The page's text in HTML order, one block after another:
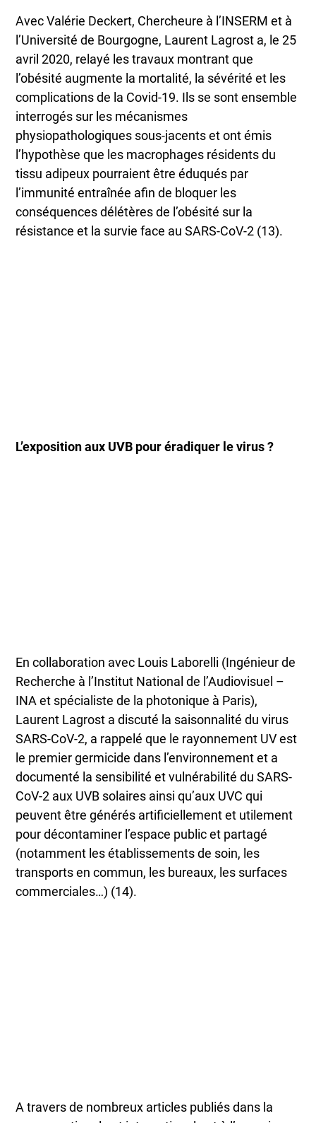
Avec Valérie Deckert, Chercheure à l’INSERM et à
l’Université de Bourgogne, Laurent Lagrost a, le 25
avril 2020, relayé les travaux montrant que
l’obésité augmente la mortalité, la sévérité et les
complications de la Covid-19. Ils se sont ensemble
interrogés sur les mécanismes
physiopathologiques sous-jacents et ont émis
l’hypothèse que les macrophages résidents du
tissu adipeux pourraient être éduqués par
l’immunité entraînée afin de bloquer les
conséquences délétères de l’obésité sur la
résistance et la survie face au SARS-CoV-2 (13).
L’exposition aux UVB pour éradiquer le virus ?
En collaboration avec Louis Laborelli (Ingénieur de
Recherche à l’Institut National de l’Audiovisuel –
INA et spécialiste de la photonique à Paris),
Laurent Lagrost a discuté la saisonnalité du virus
SARS-CoV-2, a rappelé que le rayonnement UV est
le premier germicide dans l’environnement et a
documenté la sensibilité et vulnérabilité du SARS-
CoV-2 aux UVB solaires ainsi qu’aux UVC qui
peuvent être générés artificiellement et utilement
pour décontaminer l’espace public et partagé
(notamment les établissements de soin, les
transports en commun, les bureaux, les surfaces
commerciales…) (14).
A travers de nombreux articles publiés dans la